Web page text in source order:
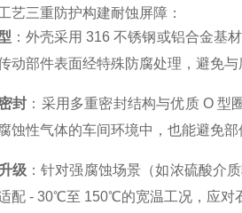
艺三重防护构建耐蚀屏障：
：外壳采用 316 不锈钢或铝合金基
动部件表面经特殊防腐处理，避免与
封 ：采用多重密封结构与优质 O
蚀性气体的车间环境中，也能避免部
级 ：针对强腐蚀场景（如浓硫酸介
配 - 30℃至 150℃的宽温工况，应对